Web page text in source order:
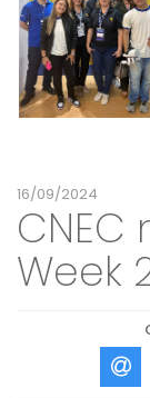
16/09/2024
CNEC
Week